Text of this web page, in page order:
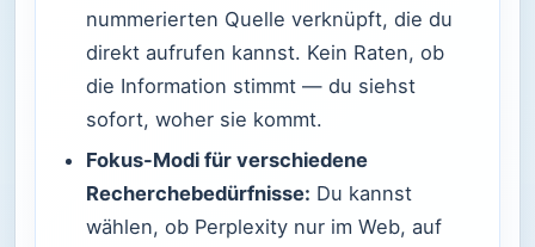
nummerierten Quelle verknüpft, die du
direkt aufrufen kannst. Kein Raten, ob
die Information stimmt — du siehst
sofort, woher sie kommt.
Fokus-Modi für verschiedene
Recherchebedürfnisse: Du kannst
wählen, ob Perplexity nur im Web, auf